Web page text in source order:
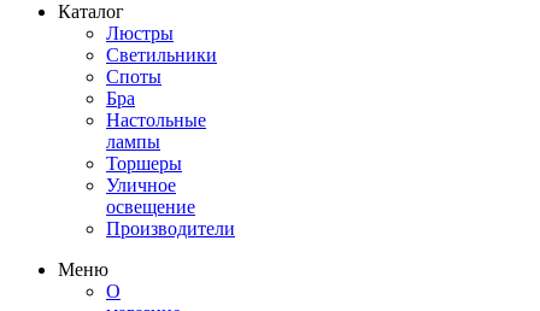
Каталог
Люстры
Светильники
Споты
Бра
Настольные
лампы
Торшеры
Уличное
освещение
Производители
Меню
О